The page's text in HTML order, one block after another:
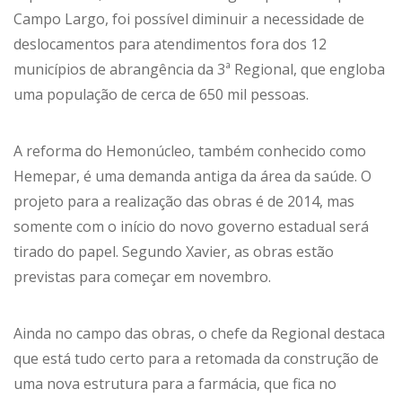
Campo Largo, foi possível diminuir a necessidade de
deslocamentos para atendimentos fora dos 12
municípios de abrangência da 3ª Regional, que engloba
uma população de cerca de 650 mil pessoas.
A reforma do Hemonúcleo, também conhecido como
Hemepar, é uma demanda antiga da área da saúde. O
projeto para a realização das obras é de 2014, mas
somente com o início do novo governo estadual será
tirado do papel. Segundo Xavier, as obras estão
previstas para começar em novembro.
Ainda no campo das obras, o chefe da Regional destaca
que está tudo certo para a retomada da construção de
uma nova estrutura para a farmácia, que fica no